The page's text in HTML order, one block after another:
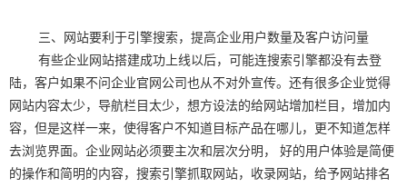
三、网站要利于引擎搜索，提高企业用户数量及客户访问量
有些企业网站搭建成功上线以后，可能连搜索引擎都没有去登
陆，客户如果不问企业官网公司也从不对外宣传。还有很多企业觉得
网站内容太少，导航栏目太少，想方设法的给网站增加栏目，增加内
容，但是这样一来，使得客户不知道目标产品在哪儿，更不知道怎样
去浏览界面。企业网站必须要主次和层次分明， 好的用户体验是简便
的操作和简明的内容，搜索引擎抓取网站，收录网站，给予网站排名